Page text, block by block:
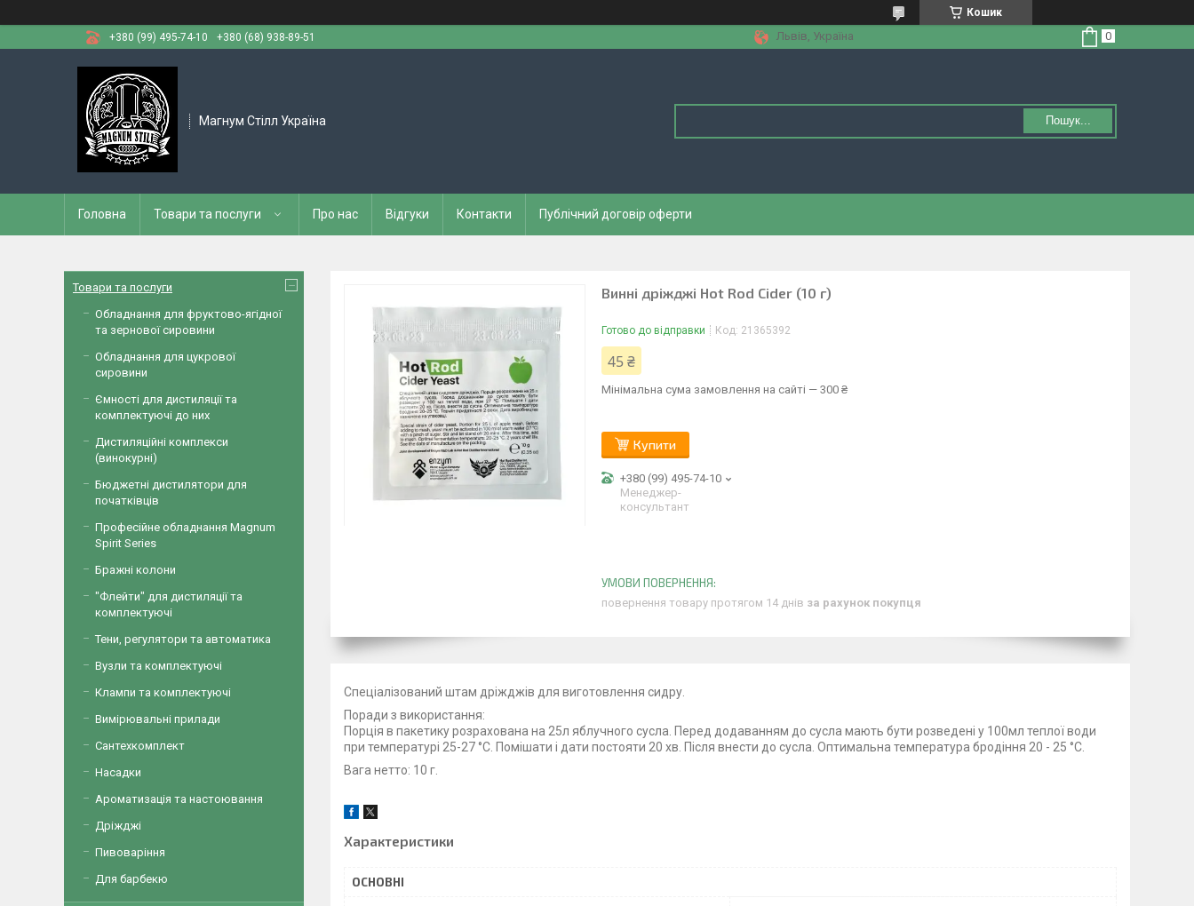
Кошик
+380 (99) 495-74-10
+380 (68) 938-89-51 Львів, Україна
Магнум Стілл Україна Пошук...
Головна Товари та послуги Про нас Відгуки Контакти Публічний договір оферти
Винні дріжджі Hot Rod Cider (10 г)
Готово до відправки Код: 21365392
45 ₴
Мінімальна сума замовлення на сайті — 300 ₴
Купити
+380 (99) 495-74-10
Менеджер-
консультант
повернення товару протягом 14 днів за рахунок покупця
Спеціалізований штам дріжджів для виготовлення сидру.
Поради з використання:
Порція в пакетику розрахована на 25л яблучного сусла. Перед додаванням до сусла мають бути розведені у 100мл теплої води
при температурі 25-27 °С. Помішати і дати постояти 20 хв. Після внести до сусла. Оптимальна температура бродіння 20 - 25 °С.
Вага нетто: 10 г.
Характеристики
ОСНОВНІ
Товари та послуги
Обладнання для фруктово-ягідної
та зернової сировини
Обладнання для цукрової
сировини
Ємності для дистиляції та
комплектуючі до них
Дистиляційні комплекси
(винокурні)
Бюджетні дистилятори для
початківців
Професійне обладнання Magnum
Spirit Series
Бражні колони
"Флейти" для дистиляції та
комплектуючі
Тени, регулятори та автоматика
Вузли та комплектуючі
Клампи та комплектуючі
Вимірювальні прилади
Сантехкомплект
Насадки
Ароматизація та настоювання
Дріжджі
Пивоваріння
Для барбекю